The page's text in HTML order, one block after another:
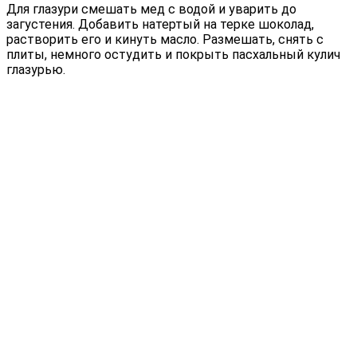
Для глазури смешать мед с водой и уварить до
загустения. Добавить натертый на терке шоколад,
растворить его и кинуть масло. Размешать, снять с
плиты, немного остудить и покрыть пасхальный кулич
глазурью.